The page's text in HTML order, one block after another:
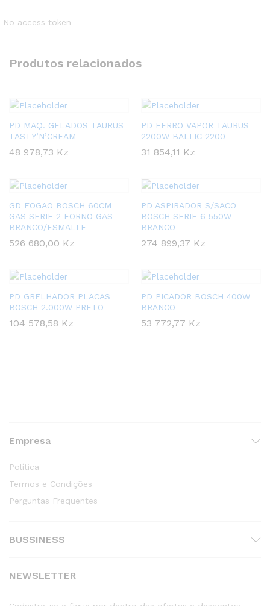
No access token
Produtos relacionados
PD MAQ. GELADOS TAURUS
TASTY’N’CREAM
48 978,73 Kz
PD FERRO VAPOR TAURUS
2200W BALTIC 2200
31 854,11 Kz
GD FOGAO BOSCH 60CM
GAS SERIE 2 FORNO GAS
BRANCO/ESMALTE
526 680,00 Kz
PD ASPIRADOR S/SACO
BOSCH SERIE 6 550W
BRANCO
274 899,37 Kz
PD GRELHADOR PLACAS
BOSCH 2.000W PRETO
104 578,58 Kz
PD PICADOR BOSCH 400W
BRANCO
53 772,77 Kz
Empresa
Política
Termos e Condições
Perguntas Frequentes
BUSSINESS
NEWSLETTER